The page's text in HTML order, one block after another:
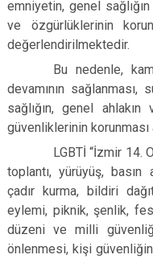
emniyetin, genel
ve özgürlüklerinin
değerlendirilmektedir.
Bu nedenle,
devamının
sağlığın, genel
güvenliklerinin korunması
LGBTİ “İzmir 14.
toplantı, yürüyüş, basın
çadır kurma, bildiri
eylemi, piknik, şenlik,
düzeni ve milli
önlenmesi, kişi